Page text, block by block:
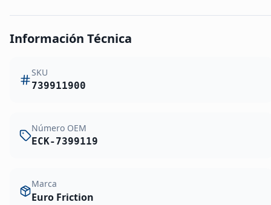
Información Técnica
SKU
739911900
Número OEM
ECK-7399119
Marca
Euro Friction